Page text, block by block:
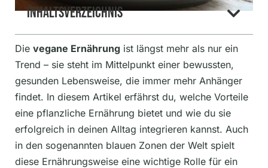
Inhaltsverzeichnis
Die vegane Ernährung ist längst mehr als nur ein
Trend – sie steht im Mittelpunkt einer bewussten,
gesunden Lebensweise, die immer mehr Anhänger
findet. In diesem Artikel erfährst du, welche Vorteile
eine pflanzliche Ernährung bietet und wie du sie
erfolgreich in deinen Alltag integrieren kannst. Auch
in den sogenannten blauen Zonen der Welt spielt
diese Ernährungsweise eine wichtige Rolle für ein